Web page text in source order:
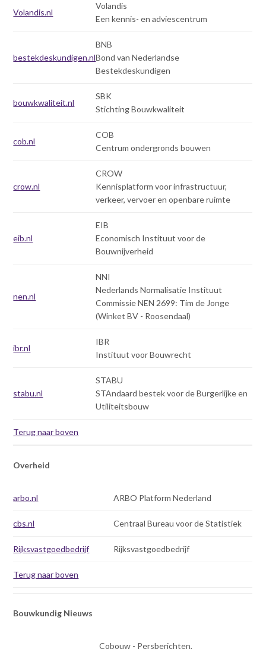
Volandis.nl
Volandis
Een kennis- en adviescentrum
bestekdeskundigen.nl
BNB
Bond van Nederlandse
Bestekdeskundigen
bouwkwaliteit.nl
SBK
Stichting Bouwkwaliteit
cob.nl
COB
Centrum ondergronds bouwen
crow.nl
CROW
Kennisplatform voor infrastructuur,
verkeer, vervoer en openbare ruimte
eib.nl
EIB
Economisch Instituut voor de
Bouwnijverheid
nen.nl
NNI
Nederlands Normalisatie Instituut
Commissie NEN 2699: Tim de Jonge
(Winket BV - Roosendaal)
ibr.nl
IBR
Instituut voor Bouwrecht
stabu.nl
STABU
STAndaard bestek voor de Burgerlijke en
Utiliteitsbouw
Terug naar boven
Overheid
arbo.nl ARBO Platform Nederland
cbs.nl Centraal Bureau voor de Statistiek
Rijksvastgoedbedrijf Rijksvastgoedbedrijf
Terug naar boven
Bouwkundig Nieuws
Cobouw - Persberichten,